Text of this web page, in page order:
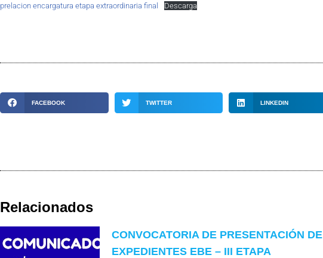
prelacion encargatura etapa extraordinaria final Descarga
FACEBOOK TWITTER LINKEDIN
Relacionados
CONVOCATORIA DE PRESENTACIÓN DE
EXPEDIENTES EBE – III ETAPA